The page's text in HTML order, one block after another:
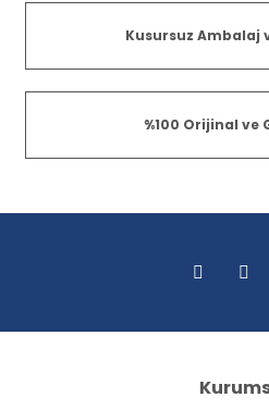
Kusursuz Ambalaj
%100 Orijinal